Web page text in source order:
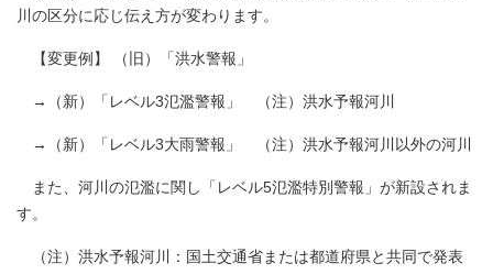
川の区分に応じ伝え方が変わります。
【変更例】 （旧）「洪水警報」
→（新）「レベル3氾濫警報」 （注）洪水予報河川
→（新）「レベル3大雨警報」 （注）洪水予報河川以外の河川
また、河川の氾濫に関し「レベル5氾濫特別警報」が新設されま
す。
（注）洪水予報河川：国土交通省または都道府県と共同で発表